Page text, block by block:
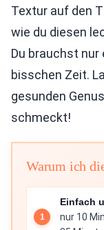
Textur auf den
wie du diesen
Du brauchst
bisschen Zeit.
gesunden
schmeckt!
Warum ich
Einfach
nur 10